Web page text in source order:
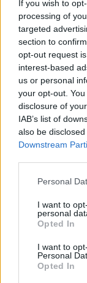
If you wish to
processing of
targeted
section to
opt-out request
interest-based
us or personal
your opt-out.
disclosure of
IAB’s list of
also be
Downstream
Personal
I want to
personal
Opted In
I want to
Personal
Opted In
l’article
selon